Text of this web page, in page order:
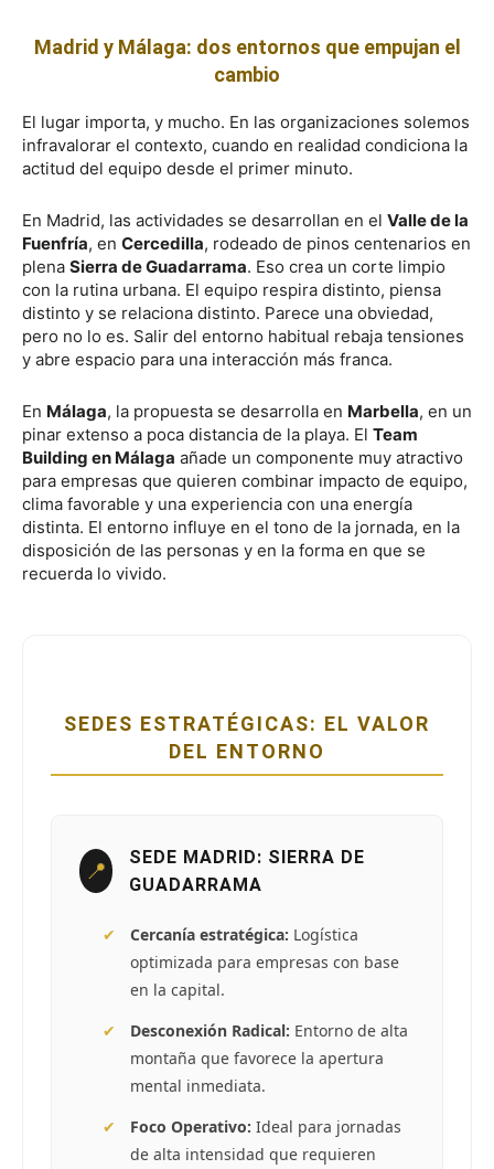
Madrid y Málaga: dos entornos que empujan el
cambio
El lugar importa, y mucho. En las organizaciones solemos
infravalorar el contexto, cuando en realidad condiciona la
actitud del equipo desde el primer minuto.
En Madrid, las actividades se desarrollan en el Valle de la
Fuenfría, en Cercedilla, rodeado de pinos centenarios en
plena Sierra de Guadarrama. Eso crea un corte limpio
con la rutina urbana. El equipo respira distinto, piensa
distinto y se relaciona distinto. Parece una obviedad,
pero no lo es. Salir del entorno habitual rebaja tensiones
y abre espacio para una interacción más franca.
En Málaga, la propuesta se desarrolla en Marbella, en un
pinar extenso a poca distancia de la playa. El Team
Building en Málaga añade un componente muy atractivo
para empresas que quieren combinar impacto de equipo,
clima favorable y una experiencia con una energía
distinta. El entorno influye en el tono de la jornada, en la
disposición de las personas y en la forma en que se
recuerda lo vivido.
SEDES ESTRATÉGICAS: EL VALOR
DEL ENTORNO
📍
SEDE MADRID: SIERRA DE
GUADARRAMA
✔ Cercanía estratégica: Logística
optimizada para empresas con base
en la capital.
✔
Desconexión Radical: Entorno de alta
montaña que favorece la apertura
mental inmediata.
✔
Foco Operativo: Ideal para jornadas
de alta intensidad que requieren